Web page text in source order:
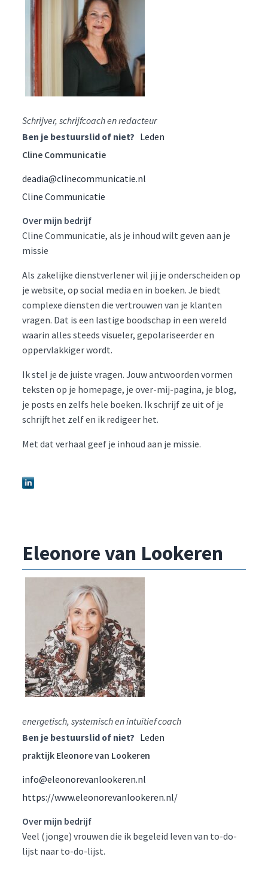
Schrijver, schrijfcoach en redacteur
Ben je bestuurslid of niet? Leden
Cline Communicatie
deadia@clinecommunicatie.nl
Cline Communicatie
Over mijn bedrijf
Cline Communicatie, als je inhoud wilt geven aan je
missie
Als zakelijke dienstverlener wil jij je onderscheiden op
je website, op social media en in boeken. Je biedt
complexe diensten die vertrouwen van je klanten
vragen. Dat is een lastige boodschap in een wereld
waarin alles steeds visueler, gepolariseerder en
oppervlakkiger wordt.
Ik stel je de juiste vragen. Jouw antwoorden vormen
teksten op je homepage, je over-mij-pagina, je blog,
je posts en zelfs hele boeken. Ik schrijf ze uit of je
schrijft het zelf en ik redigeer het.
Met dat verhaal geef je inhoud aan je missie.
Eleonore van Lookeren
energetisch, systemisch en intuïtief coach
Ben je bestuurslid of niet? Leden
praktijk Eleonore van Lookeren
info@eleonorevanlookeren.nl
https://www.eleonorevanlookeren.nl/
Over mijn bedrijf
Veel (jonge) vrouwen die ik begeleid leven van to-do-
lijst naar to-do-lijst.